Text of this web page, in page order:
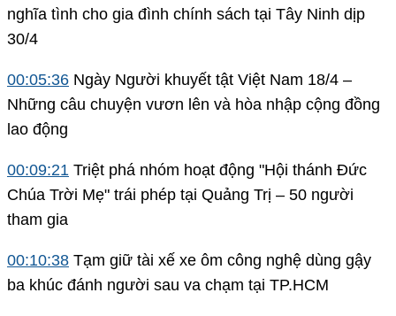
nghĩa tình cho gia đình chính sách tại Tây Ninh dịp
30/4
00:05:36 Ngày Người khuyết tật Việt Nam 18/4 –
Những câu chuyện vươn lên và hòa nhập cộng đồng
lao động
00:09:21 Triệt phá nhóm hoạt động "Hội thánh Đức
Chúa Trời Mẹ" trái phép tại Quảng Trị – 50 người
tham gia
00:10:38 Tạm giữ tài xế xe ôm công nghệ dùng gậy
ba khúc đánh người sau va chạm tại TP.HCM